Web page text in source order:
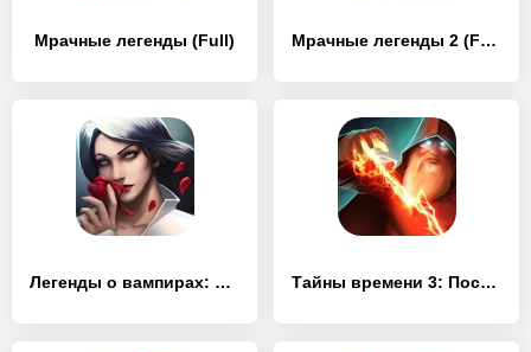
Мрачные легенды (Full) Мрачные легенды 2 (Full)
Легенды о вампирах: Тайны Кисиловы (Full) Тайны времени 3: Последняя загадка (Full)